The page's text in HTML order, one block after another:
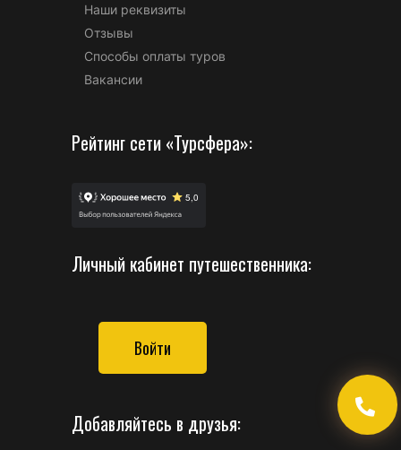
Наши реквизиты
Отзывы
Способы оплаты туров
Вакансии
Рейтинг сети «Турсфера»:
Личный кабинет путешественника:
Войти
Добавляйтесь в друзья: